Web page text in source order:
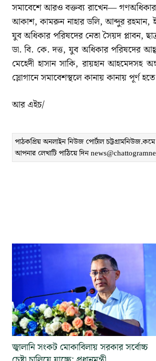
সমাবেশে আরও বক্তব্য রাখেন— গণঅধিকার
আকাশ, কামরুন নাহার ডলি, আব্দুর রহমান,
যুব অধিকার পরিষদের নেতা সৈয়দ প্লাবন,
ডা. বি. কে. দত্ত, যুব অধিকার পরিষদের
মেহেদী হাসান সাকি, রায়হান আহমেদসহ
স্লোগানে সমাবেশস্থলে কানায় কানায় পূর্ণ
আর এইচ/
পাঠকপ্রিয় অনলাইন নিউজ পোর্টাল
আপনার লেখাটি পাঠিয়ে দিন
জ্বালানি সংকট মোকাবিলায় সরকার সর্বোচ্চ